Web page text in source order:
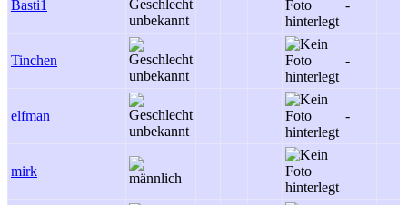
Basti1 -
Tinchen -
elfman -
mirk